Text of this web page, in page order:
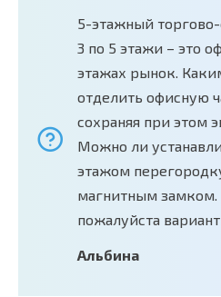
5-этажный
3 по 5 этажи – это
этажах рынок.
отделить офисную
сохраняя при этом
Можно ли
этажом
магнитным
пожалуйста
Альбина